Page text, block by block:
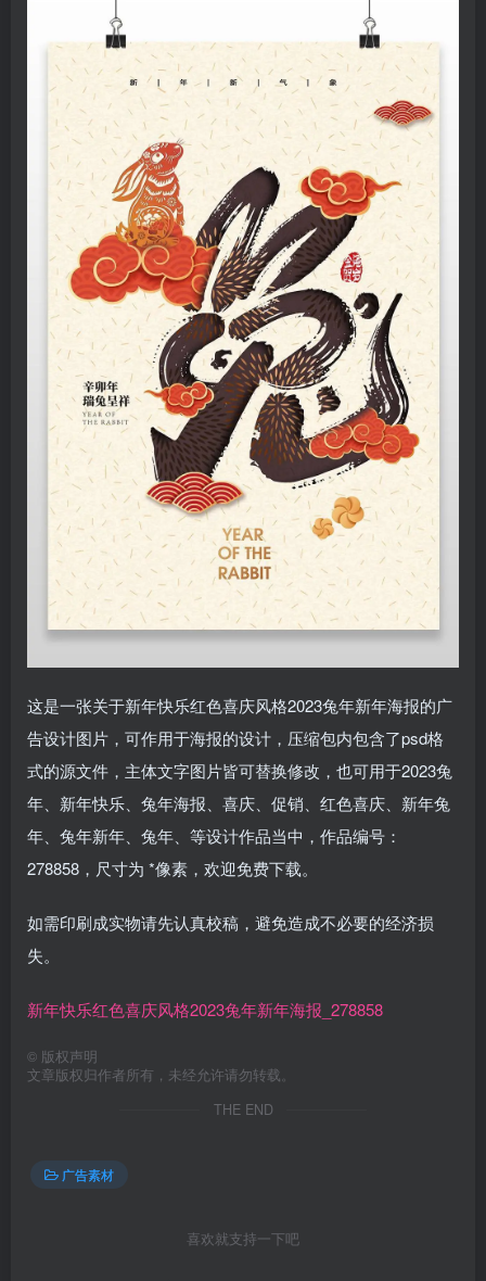
这是一张关于新年快乐红色喜庆风格2023兔年新年海报的广
告设计图片，可作用于海报的设计，压缩包内包含了psd格
式的源文件，主体文字图片皆可替换修改，也可用于2023兔
年、新年快乐、兔年海报、喜庆、促销、红色喜庆、新年兔
年、兔年新年、兔年、等设计作品当中，作品编号：
278858，尺寸为 *像素，欢迎免费下载。
如需印刷成实物请先认真校稿，避免造成不必要的经济损
失。
新年快乐红色喜庆风格2023兔年新年海报_278858
© 版权声明
文章版权归作者所有，未经允许请勿转载。
THE END
广告素材
喜欢就支持一下吧